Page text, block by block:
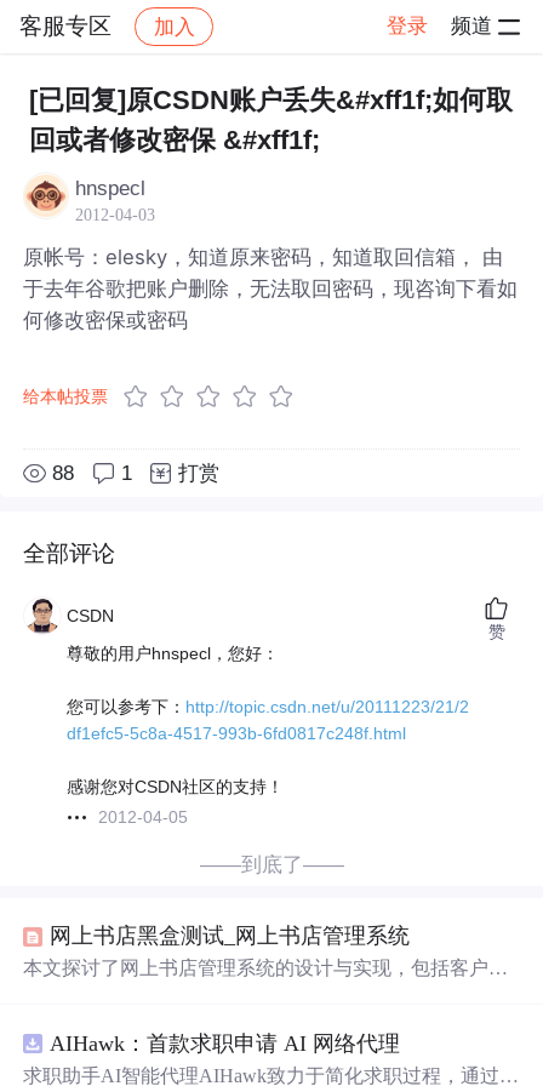
客服专区 加入 登录 频道
社区 客服专区 帖子详情
[已回复]原CSDN账户丢失&#xff1f;如何取
回或者修改密保 &#xff1f;
hnspecl
2012-04-03
原帐号：elesky，知道原来密码，知道取回信箱， 由
于去年谷歌把账户删除，无法取回密码，现咨询下看如
何修改密保或密码
给本帖投票
88 1 打赏
全部评论
CSDN
尊敬的用户hnspecl，您好：
您可以参考下： http://topic.csdn.net/u/20111223/21/2
df1efc5-5c8a-4517-993b-6fd0817c248f.html
感谢您对CSDN社区的支持！
2012-04-05
赞
——到底了——
网上书店黑盒测试_网上书店管理系统
本文探讨了网上书店管理系统的设计与实现，包括客户注
效可靠的网上书店平台。
AIHawk：首款求职申请 AI 网络代理
求职助手AI智能代理AIHawk致力于简化求职过程，通过自